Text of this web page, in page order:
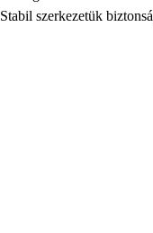
Stabil szerkezetük